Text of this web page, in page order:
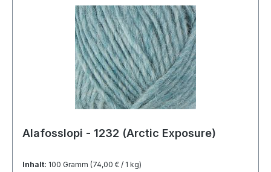
Alafosslopi - 1232 (Arctic Exposure)
Inhalt: 100 Gramm (74,00 € / 1 kg)